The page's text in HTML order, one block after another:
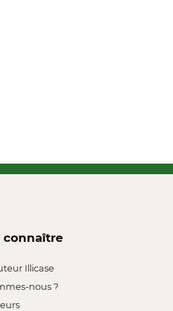
connaître
Illicase
nous ?